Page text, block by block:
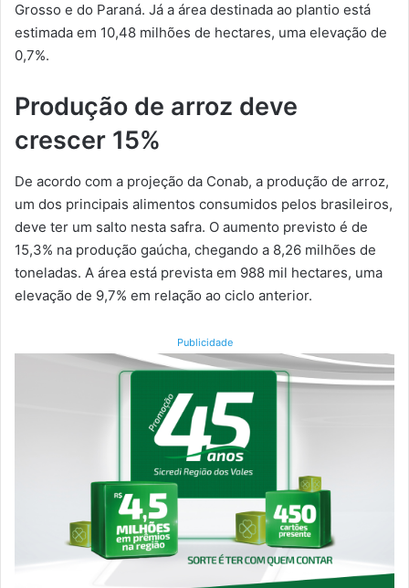
Grosso e do Paraná. Já a área destinada ao plantio está
estimada em 10,48 milhões de hectares, uma elevação de
0,7%.
Produção de arroz deve
crescer 15%
De acordo com a projeção da Conab, a produção de arroz,
um dos principais alimentos consumidos pelos brasileiros,
deve ter um salto nesta safra. O aumento previsto é de
15,3% na produção gaúcha, chegando a 8,26 milhões de
toneladas. A área está prevista em 988 mil hectares, uma
elevação de 9,7% em relação ao ciclo anterior.
Publicidade